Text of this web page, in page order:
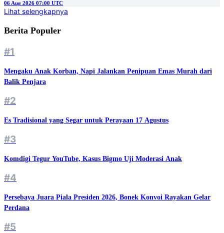
06 Aug 2026 07:00 UTC
Lihat selengkapnya
Berita Populer
#1
Mengaku Anak Korban, Napi Jalankan Penipuan Emas Murah dari
Balik Penjara
#2
Es Tradisional yang Segar untuk Perayaan 17 Agustus
#3
Komdigi Tegur YouTube, Kasus Bigmo Uji Moderasi Anak
#4
Persebaya Juara Piala Presiden 2026, Bonek Konvoi Rayakan Gelar
Perdana
#5